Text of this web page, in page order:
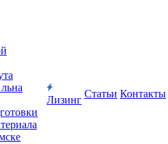
Лизинг
Статьи Контакты